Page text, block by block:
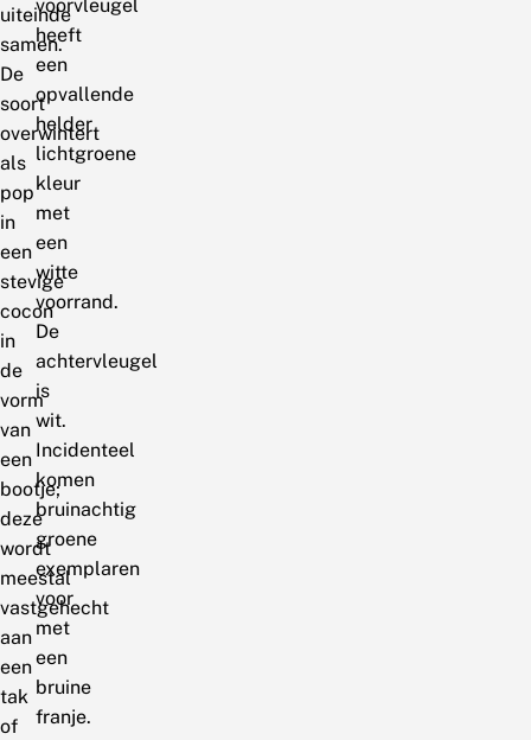
uiteinde
samen.
De
soort
overwintert
als
pop
in
een
stevige
cocon
in
de
vorm
van
een
bootje;
deze
wordt
meestal
vastgehecht
aan
een
tak
of
voorvleugel
heeft
een
opvallende
helder
lichtgroene
kleur
met
een
witte
voorrand.
De
achtervleugel
is
wit.
Incidenteel
komen
bruinachtig
groene
exemplaren
voor
met
een
bruine
franje.